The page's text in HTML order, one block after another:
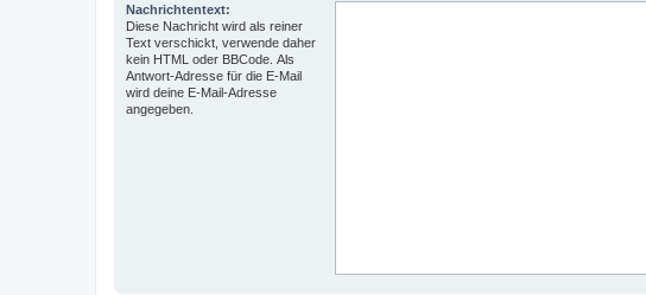
Nachrichtentext:
Diese Nachricht wird als reiner
Text verschickt, verwende daher
kein HTML oder BBCode. Als
Antwort-Adresse für die E-Mail
wird deine E-Mail-Adresse
angegeben.